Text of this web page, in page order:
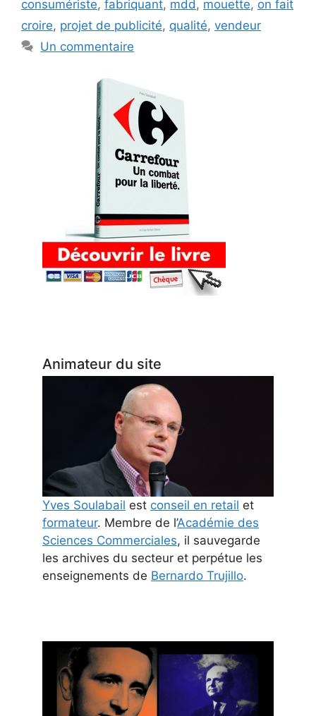
consumériste, fabriquant, mdd , mouette, on fait
croire, projet de publicité, qualité, vendeur
Un commentaire
Animateur du site
Yves Soulabail est conseil en retail et
formateur. Membre de l’Académie des
Sciences Commerciales, il sauvegarde
les archives du secteur et perpétue les
enseignements de Bernardo Trujillo.